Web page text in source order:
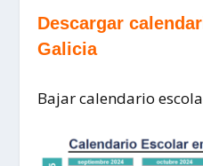
Descargar
Galicia
Bajar calendario